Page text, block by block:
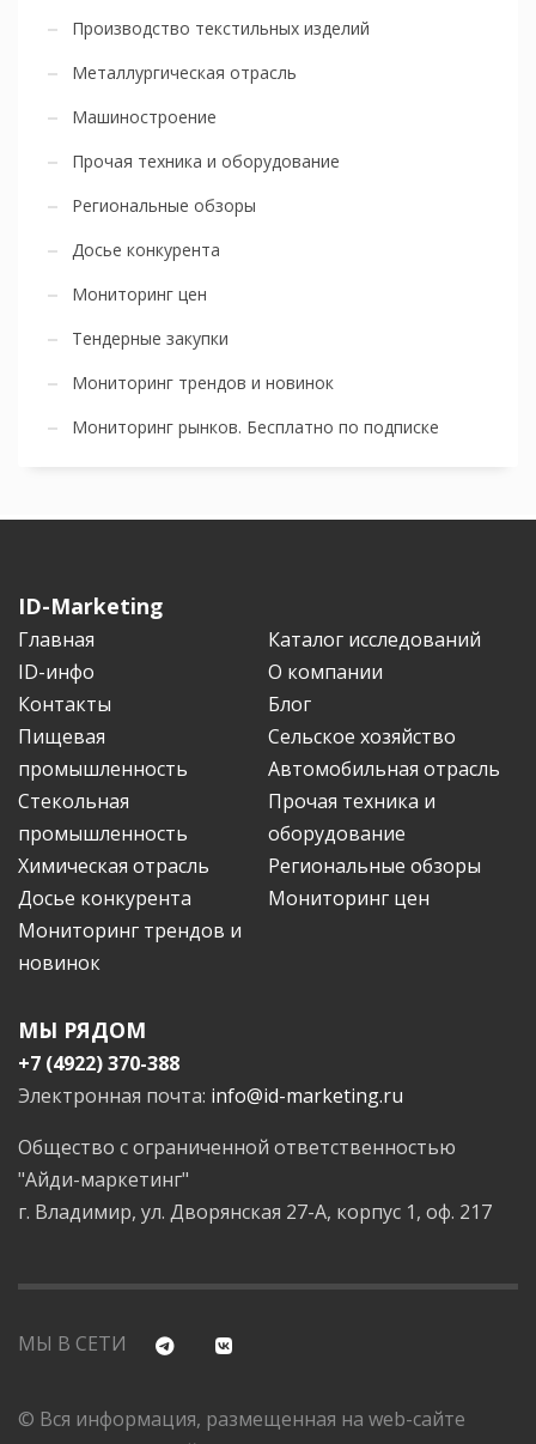
Производство текстильных изделий
Металлургическая отрасль
Машиностроение
Прочая техника и оборудование
Региональные обзоры
Досье конкурента
Мониторинг цен
Тендерные закупки
Мониторинг трендов и новинок
Мониторинг рынков. Бесплатно по подписке
ID-Marketing
Главная
Каталог исследований
ID-инфо
О компании
Контакты
Блог
Пищевая
промышленность
Сельское хозяйство
Автомобильная отрасль
Стекольная
промышленность
Прочая техника и
оборудование
Химическая отрасль
Региональные обзоры
Досье конкурента
Мониторинг цен
Мониторинг трендов и
новинок
МЫ РЯДОМ
+7 (4922) 370-388
Электронная почта: info@id-marketing.ru
Общество с ограниченной ответственностью
"Айди-маркетинг"
г. Владимир, ул. Дворянская 27-А, корпус 1, оф. 217
МЫ В СЕТИ
© Вся информация, размещенная на web-сайте